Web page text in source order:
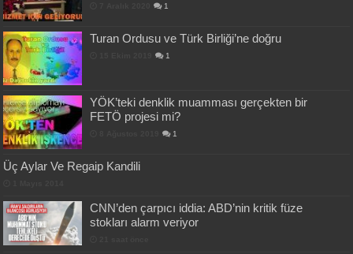
1
Turan Ordusu ve Türk Birliği’ne doğru
1
YÖK’teki denklik muamması gerçekten bir
FETÖ projesi mi?
1
Üç Aylar Ve Regaip Kandili
CNN’den çarpıcı iddia: ABD’nin kritik füze
stokları alarm veriyor